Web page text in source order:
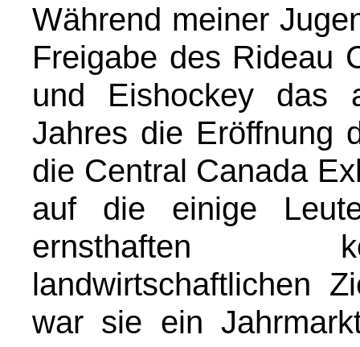
Während meiner
Freigabe des Rideau
und Eishockey das
Jahres die Eröffnung
die Central Canada
auf die einige
ernsthaften
landwirtschaftlichen
war sie ein